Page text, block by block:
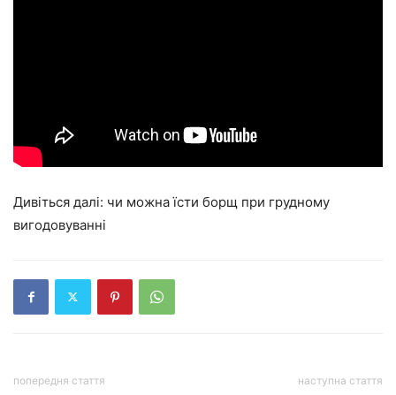
Дивіться далі: чи можна їсти борщ при грудному
вигодовуванні
попередня стаття наступна стаття